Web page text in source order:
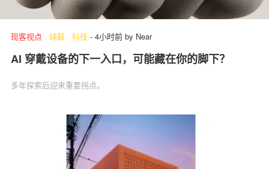
现客视点 . 球鞋 . 科技 - 4小时前 by Near
AI 穿戴设备的下一入口，可能藏在你的脚下？
多年探索后迎来重要拐点。